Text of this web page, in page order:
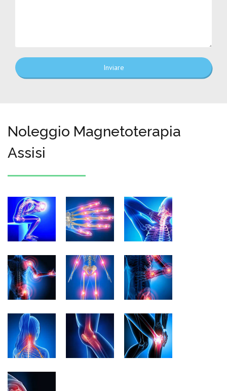
Inviare
Noleggio Magnetoterapia
Assisi